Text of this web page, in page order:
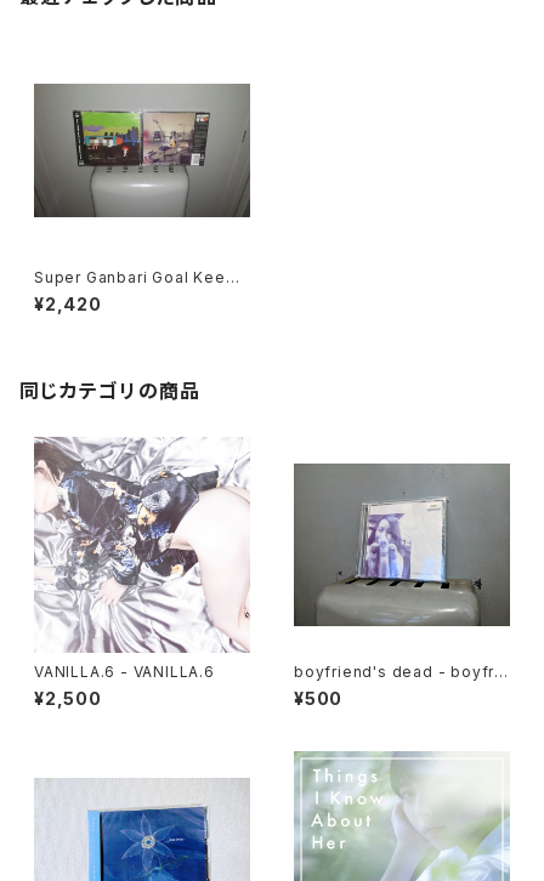
Super Ganbari Goal Keepe
rs "Dodometic Youth"
¥2,420
同じカテゴリの商品
VANILLA.6 - VANILLA.6
¥2,500
boyfriend's dead - boyfrie
nd's dead E.P.
¥500